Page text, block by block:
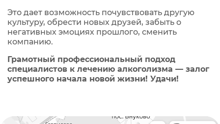
Это дает возможность почувствовать другую
культуру, обрести новых друзей, забыть о
негативных эмоциях прошлого, сменить
компанию.
Грамотный профессиональный подход
специалистов к лечению алкоголизма — залог
успешного начала новой жизни! Удачи!